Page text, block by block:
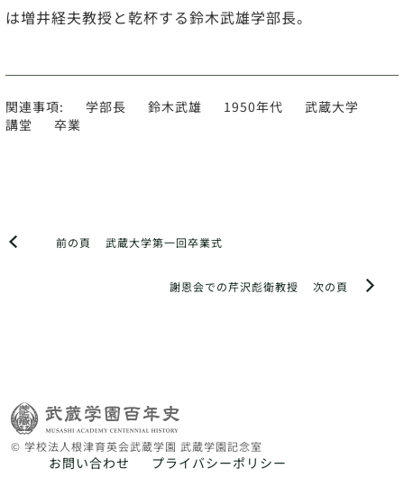
は増井経夫教授と乾杯する鈴木武雄学部長。
関連事項: 学部長 鈴木武雄 1950年代
武蔵大学
講堂
卒業
前の頁 武蔵大学第一回卒業式
次の頁
謝恩会での芹沢彪衛教授
© 学校法人根津育英会武蔵学園 武蔵学園記念室
お問い合わせ プライバシーポリシー